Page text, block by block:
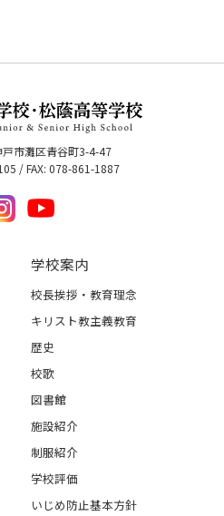
市灘区青谷町3-4-47
/ FAX: 078-861-1887
学校案内
校長挨拶・教育理念
キリスト教主義教育
歴史
校歌
図書館
施設紹介
制服紹介
学校評価
いじめ防止基本方針